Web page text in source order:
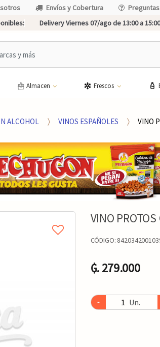
Envíos y Cobertura
Delivery Viernes 07/ago de 13:00 a
Almacen Frescos
ALCOHOL VINOS ESPAÑOLES VINO
VINO
CÓDIGO:
₲. 279.000
- Un.